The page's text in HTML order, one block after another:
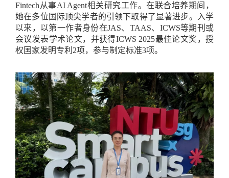
Fintech 从事AI Agent相关研究工作。在联合培养期间，
她在多位国际顶尖学者的引领下取得了显著进步。入学
以来，以第一作者身份在JAS、 TAAS、 ICWS等期刊或
会议发表学术论文，并获得ICWS 2025最佳论文奖，授
权国家发明专利 2项，参与制定标准3项。